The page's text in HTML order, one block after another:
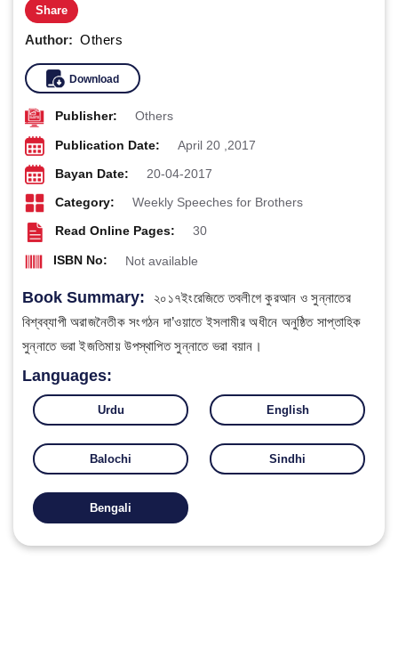
Share
Author: Others
Download
Publisher: Others
Publication Date: April 20 ,2017
Bayan Date: 20-04-2017
Category: Weekly Speeches for Brothers
Read Online Pages: 30
ISBN No: Not available
Book Summary:
২০১৭ইংরেজিতে তবলীগে কুরআন ও সুন্নাতের
বিশ্বব্যাপী অরাজনৈতীক সংগঠন দা’ওয়াতে ইসলামীর অধীনে অনুষ্ঠিত সাপ্তাহিক
সুন্নাতে ভরা ইজতিমায় উপস্থাপিত সুন্নাতে ভরা বয়ান।
Languages:
Urdu English
Balochi Sindhi
Bengali